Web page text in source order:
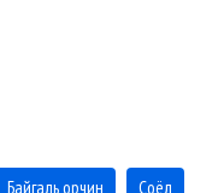
Байгаль орчин Соёл